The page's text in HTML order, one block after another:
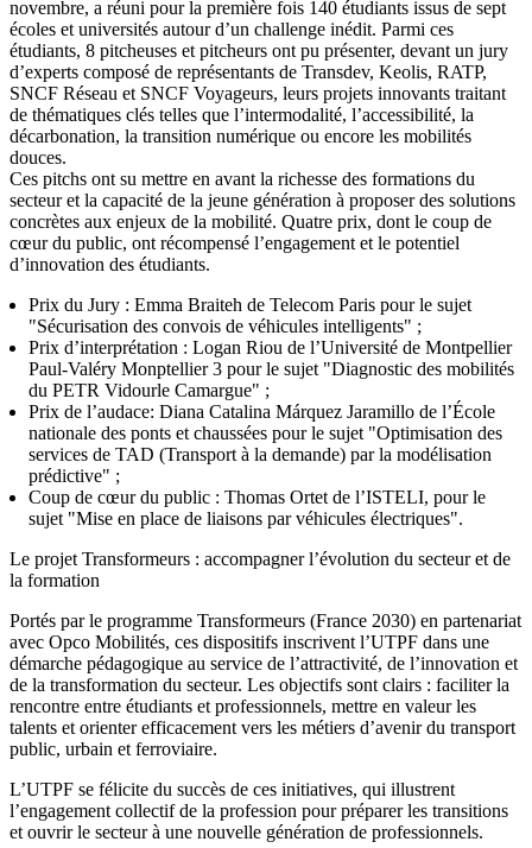
novembre, a réuni pour la première fois 140 étudiants issus de sept
écoles et universités autour d’un challenge inédit. Parmi ces
étudiants, 8 pitcheuses et pitcheurs ont pu présenter, devant un jury
d’experts composé de représentants de Transdev, Keolis, RATP,
SNCF Réseau et SNCF Voyageurs, leurs projets innovants traitant
de thématiques clés telles que l’intermodalité, l’accessibilité, la
décarbonation, la transition numérique ou encore les mobilités
douces.
Ces pitchs ont su mettre en avant la richesse des formations du
secteur et la capacité de la jeune génération à proposer des solutions
concrètes aux enjeux de la mobilité. Quatre prix, dont le coup de
cœur du public, ont récompensé l’engagement et le potentiel
d’innovation des étudiants.
Prix du Jury : Emma Braiteh de Telecom Paris pour le sujet
"Sécurisation des convois de véhicules intelligents" ;
Prix d’interprétation : Logan Riou de l’Université de Montpellier
Paul-Valéry Monptellier 3 pour le sujet "Diagnostic des mobilités
du PETR Vidourle Camargue" ;
Prix de l’audace: Diana Catalina Márquez Jaramillo de l’École
nationale des ponts et chaussées pour le sujet "Optimisation des
services de TAD (Transport à la demande) par la modélisation
prédictive" ;
Coup de cœur du public : Thomas Ortet de l’ISTELI, pour le
sujet "Mise en place de liaisons par véhicules électriques".
Le projet Transformeurs : accompagner l’évolution du secteur et de
la formation
Portés par le programme Transformeurs (France 2030) en partenariat
avec Opco Mobilités, ces dispositifs inscrivent l’UTPF dans une
démarche pédagogique au service de l’attractivité, de l’innovation et
de la transformation du secteur. Les objectifs sont clairs : faciliter la
rencontre entre étudiants et professionnels, mettre en valeur les
talents et orienter efficacement vers les métiers d’avenir du transport
public, urbain et ferroviaire.
L’UTPF se félicite du succès de ces initiatives, qui illustrent
l’engagement collectif de la profession pour préparer les transitions
et ouvrir le secteur à une nouvelle génération de professionnels.